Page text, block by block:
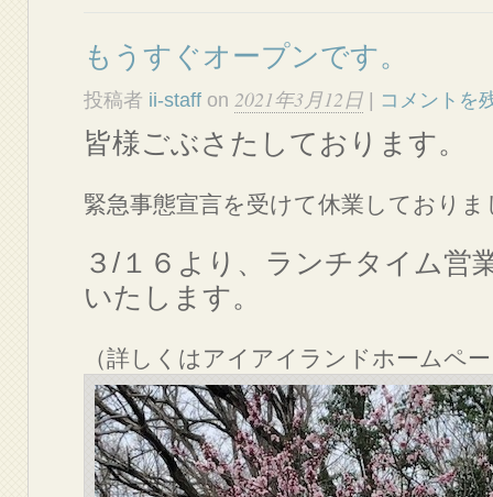
もうすぐオープンです。
投稿者 ii-staff on 2021年3月12日 | コメントを
皆様ごぶさたしております。
緊急事態宣言を受けて休業しておりま
３/１６より、ランチタイム営
いたします。
（詳しくはアイアイランドホームペ